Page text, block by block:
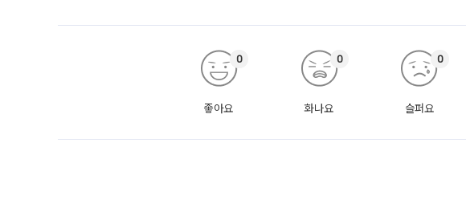
좋아요
0
화나요
0
슬퍼요
0